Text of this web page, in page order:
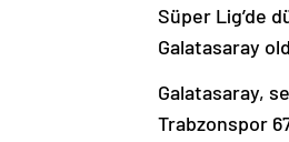
Süper Lig’de
Galatasaray
Galatasaray,
Trabzonspor